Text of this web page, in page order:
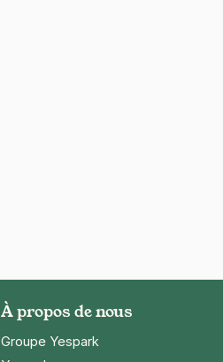
À propos de nous
Groupe Yespark